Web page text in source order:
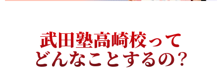
武田塾高崎校って
どんなことするの？